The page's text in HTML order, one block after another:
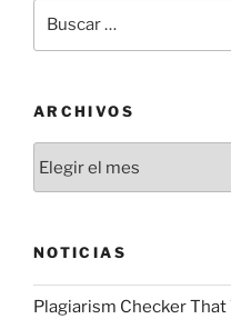
por:
ARCHIVOS
NOTICIAS
Plagiarism Checker